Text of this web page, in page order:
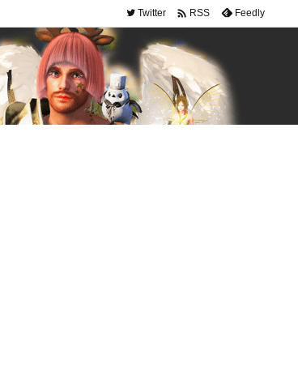
Twitter  RSS Feedly